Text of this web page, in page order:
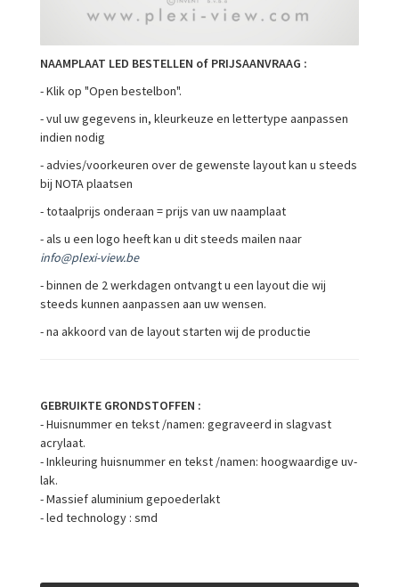
NAAMPLAAT LED BESTELLEN of PRIJSAANVRAAG :
- Klik op "Open bestelbon".
- vul uw gegevens in, kleurkeuze en lettertype aanpassen
indien nodig
- advies/voorkeuren over de gewenste layout kan u steeds
bij NOTA plaatsen
- totaalprijs onderaan = prijs van uw naamplaat
- als u een logo heeft kan u dit steeds mailen naar
info@plexi-view.be
- binnen de 2 werkdagen ontvangt u een layout die wij
steeds kunnen aanpassen aan uw wensen.
- na akkoord van de layout starten wij de productie
GEBRUIKTE GRONDSTOFFEN :
- Huisnummer en tekst /namen: gegraveerd in slagvast
acrylaat.
- Inkleuring huisnummer en tekst /namen: hoogwaardige uv-
lak.
- Massief aluminium gepoederlakt
- led technology : smd